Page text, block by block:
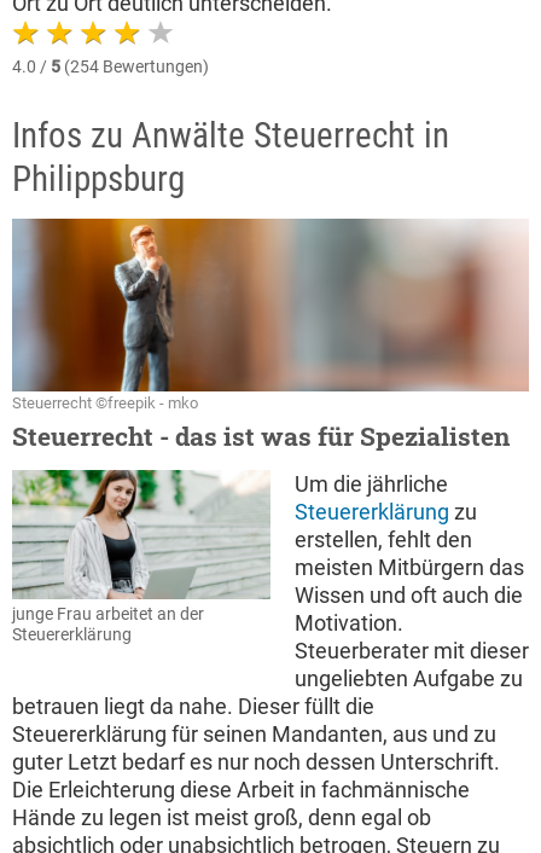
4.0 / 5 (254 Bewertungen)
Infos zu Anwälte Steuerrecht in
Philippsburg
Steuerrecht ©freepik - mko
Steuerrecht - das ist was für Spezialisten
junge Frau arbeitet an der
Steuererklärung
Um die jährliche
Steuererklärung zu
erstellen, fehlt den
meisten Mitbürgern das
Wissen und oft auch die
Motivation.
Steuerberater mit dieser
ungeliebten Aufgabe zu
betrauen liegt da nahe. Dieser füllt die
Steuererklärung für seinen Mandanten, aus und zu
guter Letzt bedarf es nur noch dessen Unterschrift.
Die Erleichterung diese Arbeit in fachmännische
Hände zu legen ist meist groß, denn egal ob
absichtlich oder unabsichtlich betrogen, Steuern zu